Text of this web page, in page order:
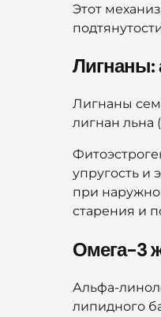
Этот
Лигнаны:
Лигнаны
лигнан льна
упругость и
при
старения и
Омега-3
Альфа-
липидного